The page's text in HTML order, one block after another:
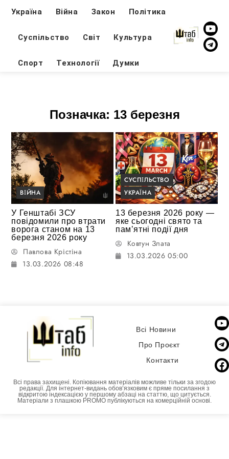
Україна Війна Закон Політика
Суспільство Світ Культура
Спорт Технології Думки
Позначка: 13 березня
ВІЙНА
У Генштабі ЗСУ
повідомили про втрати
ворога станом на 13
березня 2026 року
Павлова Крістіна
13.03.2026 08:48
СУСПІЛЬСТВО
УКРАЇНА
13 березня 2026 року —
яке сьогодні свято та
памʼятні події дня
Ковтун Злата
13.03.2026 05:00
Всі Новини
Про Проєкт
Контакти
Всі права захищені. Копіювання матеріалів можливе тільки за згодою
редакції. Для інтернет-видань обовʼязковим є пряме посилання з
відкритою індексацією у першому абзаці на статтю, що цитується.
Матеріали з плашкою PROMO публікуються на комерційній основі.